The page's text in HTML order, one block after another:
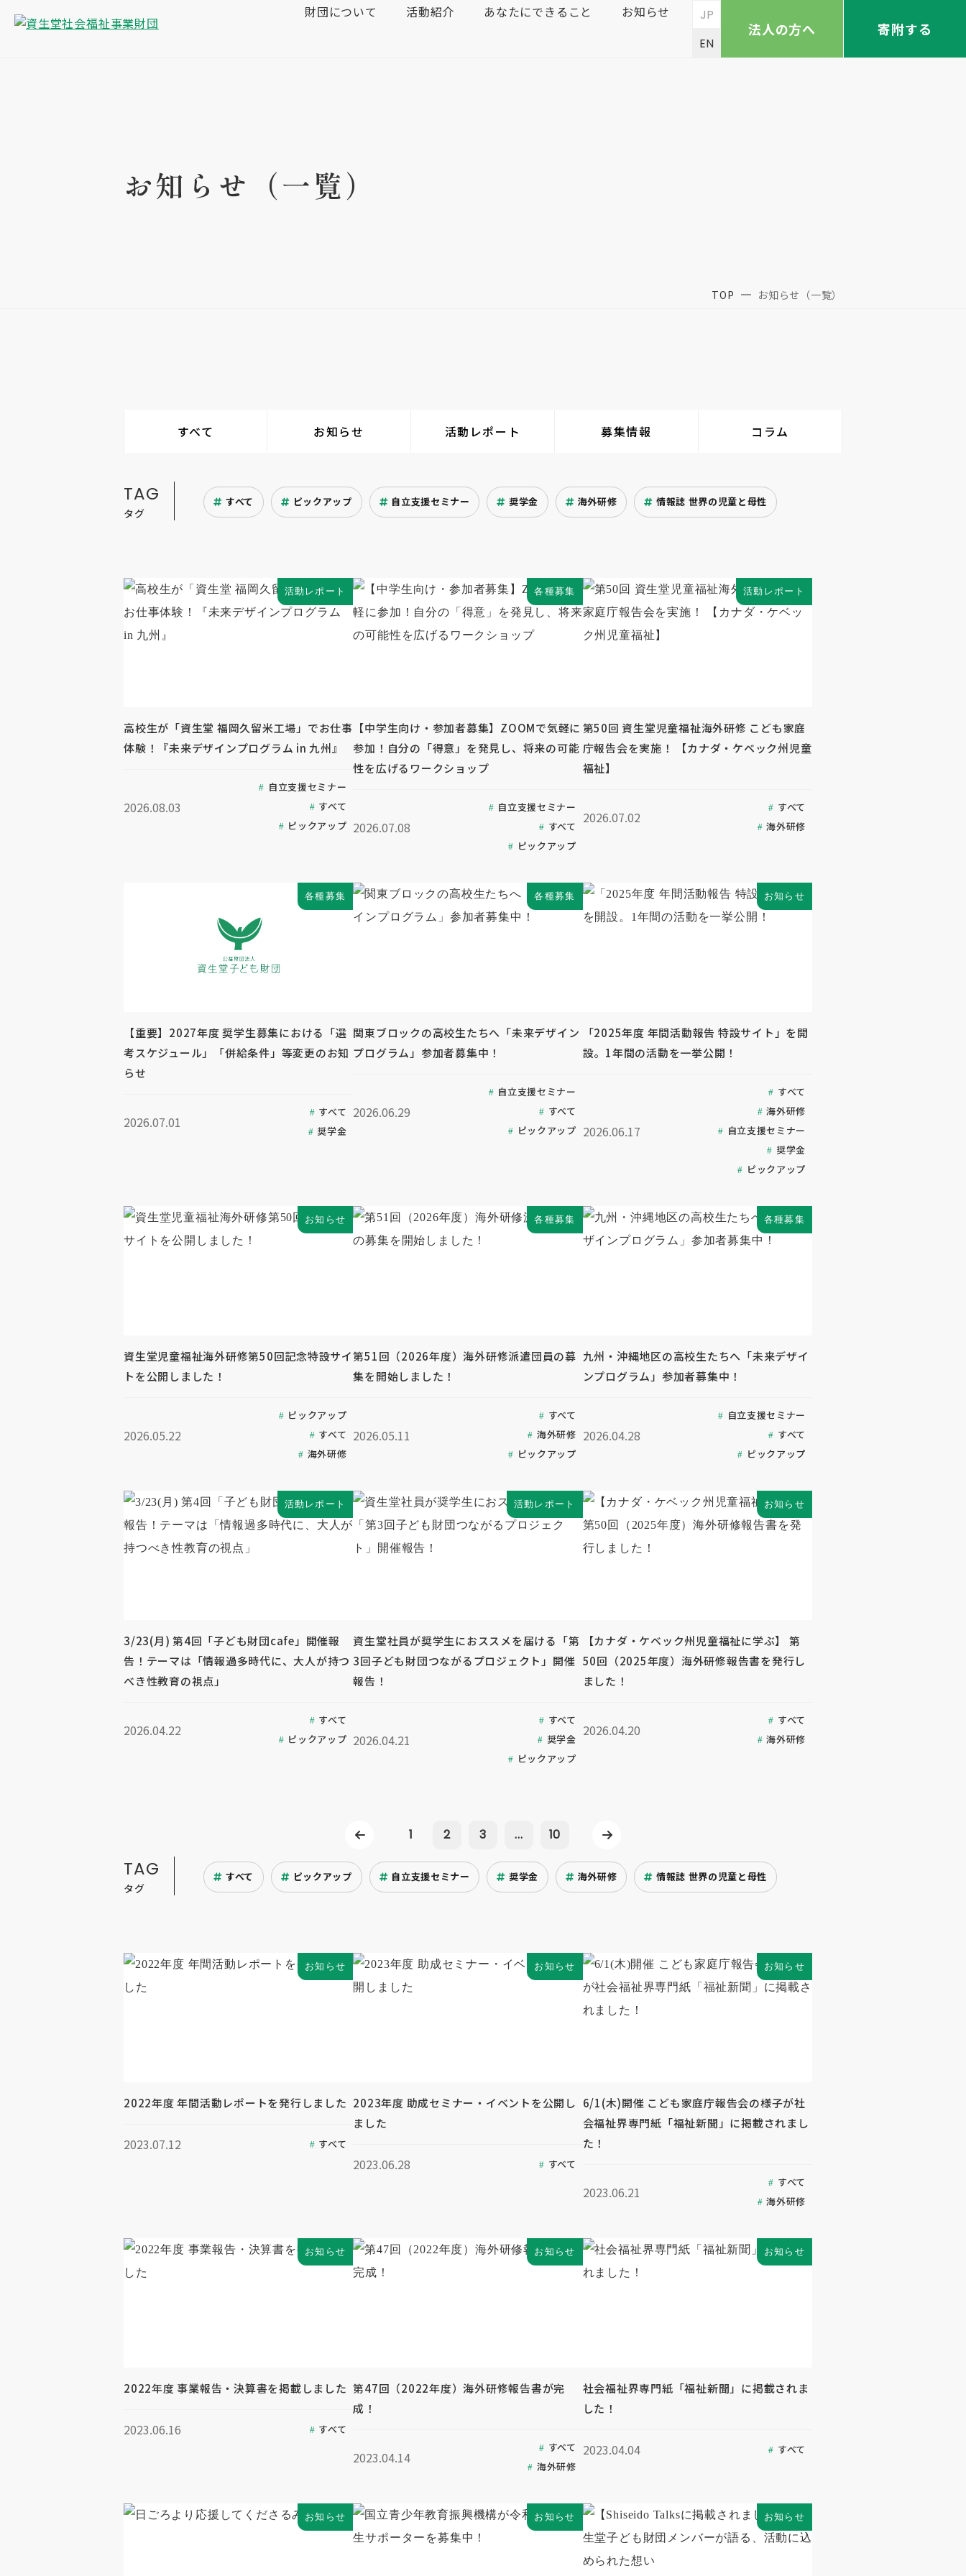
財団について 活動紹介 あなたにできること お知らせ
JP
EN
法人の方へ 寄附する
お知らせ（一覧）
TOP お知らせ（一覧）
すべて お知らせ 活動レポート 募集情報 コラム
TAG
タグ
すべて ピックアップ 自立支援セミナー 奨学金 海外研修 情報誌 世界の児童と母性
活動レポート
高校生が「資生堂 福岡久留米工場」でお仕事
体験！『未来デザインプログラム in 九州』
2026.08.03
自立支援セミナー
すべて
ピックアップ
各種募集
【中学生向け・参加者募集】ZOOMで気軽に
参加！自分の「得意」を発見し、将来の可能
性を広げるワークショップ
2026.07.08
自立支援セミナー
すべて
ピックアップ
活動レポート
第50回 資生堂児童福祉海外研修 こども家庭
庁報告会を実施！ 【カナダ・ケベック州児童
福祉】
2026.07.02
すべて
海外研修
各種募集
【重要】2027年度 奨学生募集における「選
考スケジュール」「併給条件」等変更のお知
らせ
2026.07.01
すべて
奨学金
各種募集
関東ブロックの高校生たちへ「未来デザイン
プログラム」参加者募集中！
2026.06.29
自立支援セミナー
すべて
ピックアップ
お知らせ
「2025年度 年間活動報告 特設サイト」を開
設。1年間の活動を一挙公開！
2026.06.17
すべて
海外研修
自立支援セミナー
奨学金
ピックアップ
お知らせ
資生堂児童福祉海外研修第50回記念特設サイ
トを公開しました！
2026.05.22
ピックアップ
すべて
海外研修
各種募集
第51回（2026年度）海外研修派遣団員の募
集を開始しました！
2026.05.11
すべて
海外研修
ピックアップ
各種募集
九州・沖縄地区の高校生たちへ「未来デザイ
ンプログラム」参加者募集中！
2026.04.28
自立支援セミナー
すべて
ピックアップ
活動レポート
3/23(月) 第4回「子ども財団cafe」開催報
告！テーマは「情報過多時代に、大人が持つ
べき性教育の視点」
2026.04.22
すべて
ピックアップ
活動レポート
資生堂社員が奨学生におススメを届ける「第
3回子ども財団つながるプロジェクト」開催
報告！
2026.04.21
すべて
奨学金
ピックアップ
お知らせ
【カナダ・ケベック州児童福祉に学ぶ】 第
50回（2025年度）海外研修報告書を発行し
ました！
2026.04.20
すべて
海外研修
1 2 3 ... 10
TAG
タグ
すべて ピックアップ 自立支援セミナー 奨学金 海外研修 情報誌 世界の児童と母性
お知らせ
2022年度 年間活動レポートを発行しました
2023.07.12 すべて
お知らせ
2023年度 助成セミナー・イベントを公開し
ました
2023.06.28 すべて
お知らせ
6/1(木)開催 こども家庭庁報告会の様子が社
会福祉界専門紙「福祉新聞」に掲載されまし
た！
2023.06.21
すべて
海外研修
お知らせ
2022年度 事業報告・決算書を掲載しました
2023.06.16 すべて
お知らせ
第47回（2022年度）海外研修報告書が完
成！
2023.04.14
すべて
海外研修
お知らせ
社会福祉界専門紙「福祉新聞」に掲載されま
した！
2023.04.04 すべて
お知らせ お知らせ お知らせ